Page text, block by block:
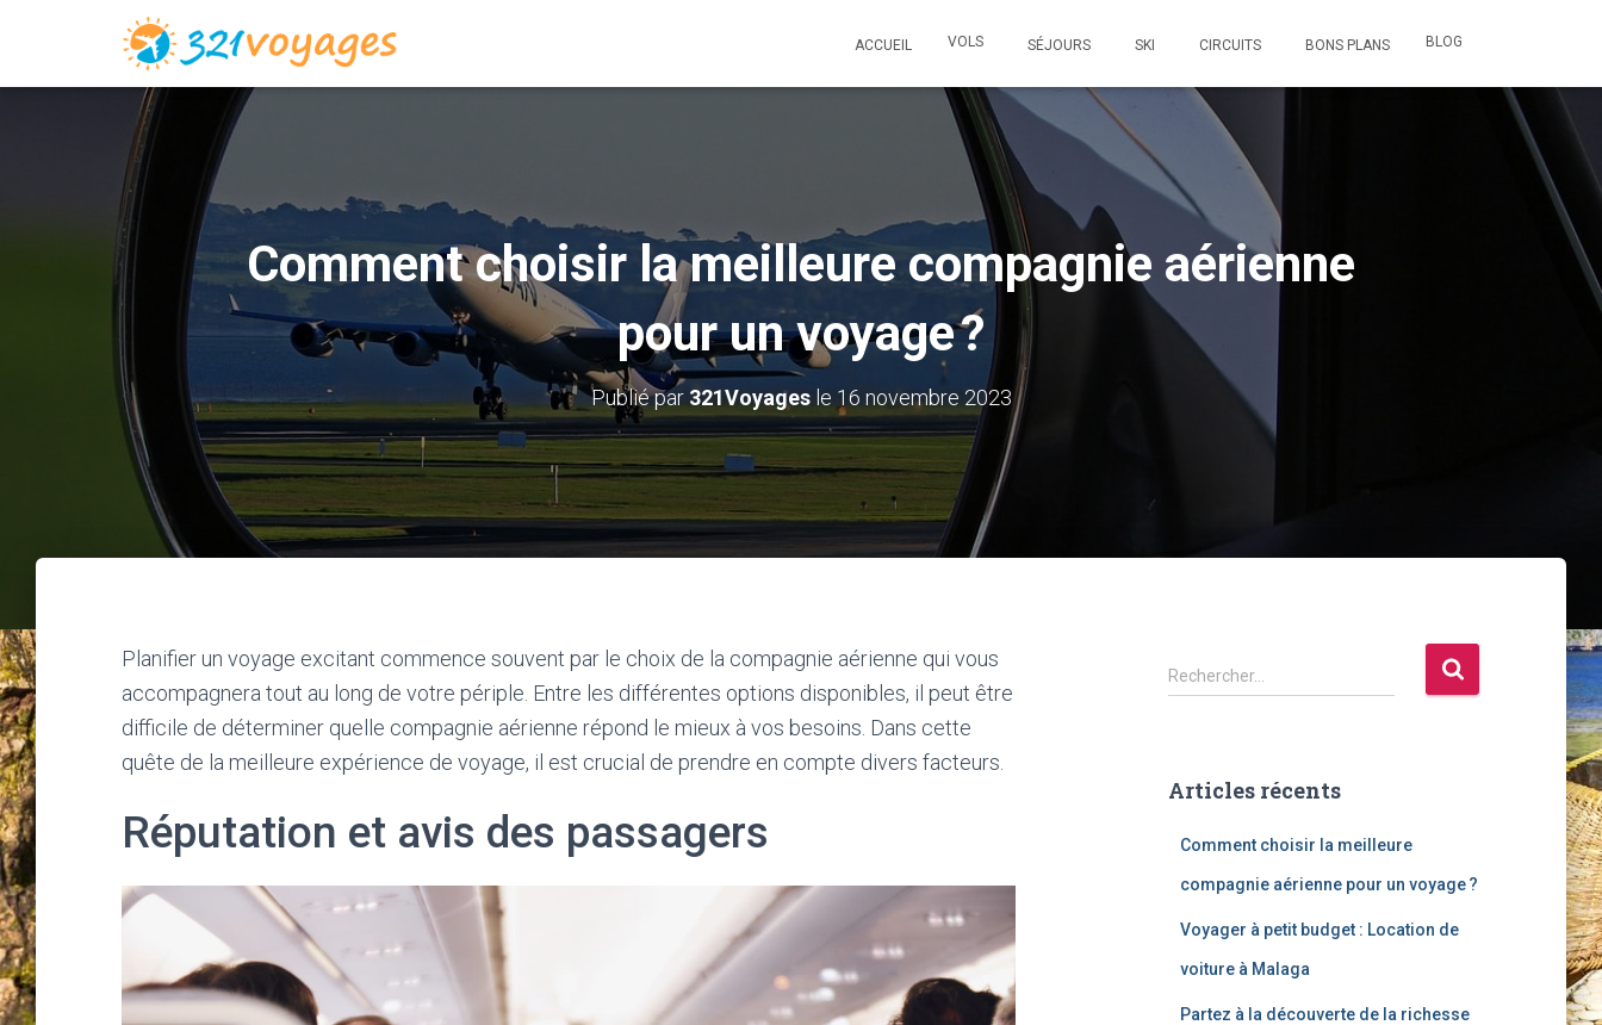
ACCUEIL VOLS SÉJOURS SKI CIRCUITS BONS PLANS BLOG
Comment choisir la meilleure compagnie aérienne
pour un voyage ?
Publié par321Voyagesle 16 novembre 2023
Planifier un voyage excitant commence souvent par le choix de la compagnie aérienne qui vous
accompagnera tout au long de votre périple. Entre les différentes options disponibles, il peut être
difficile de déterminer quelle compagnie aérienne répond le mieux à vos besoins. Dans cette
quête de la meilleure expérience de voyage, il est crucial de prendre en compte divers facteurs.
Réputation et avis des passagers
R
e
r
Rechercher…
Articles récents
Comment choisir la meilleure
compagnie aérienne pour un voyage ?
Voyager à petit budget : Location de
voiture à Malaga
Partez à la découverte de la richesse